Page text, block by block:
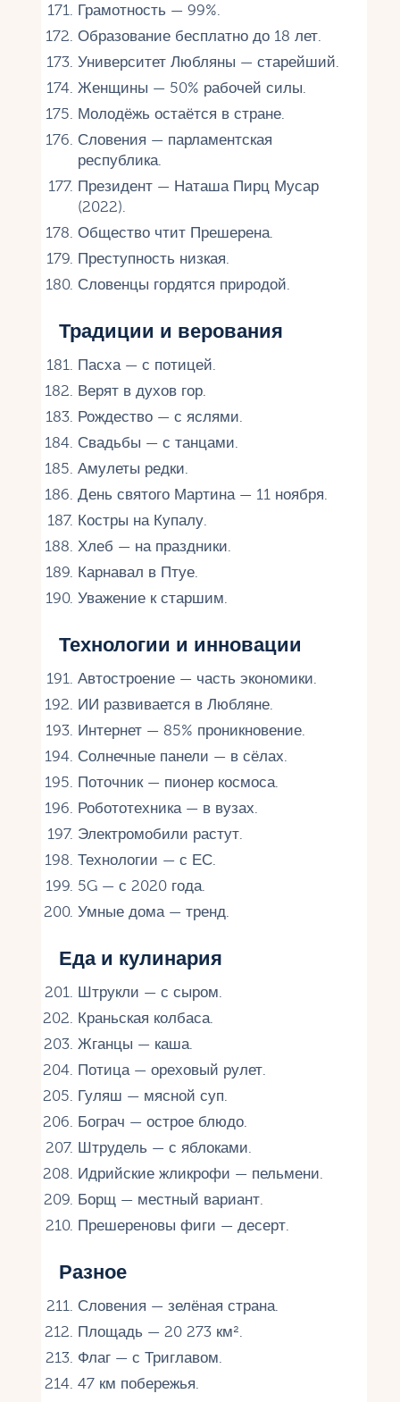
Грамотность — 99%.
Образование бесплатно до 18 лет.
Университет Любляны — старейший.
Женщины — 50% рабочей силы.
Молодёжь остаётся в стране.
Словения — парламентская
республика.
Президент — Наташа Пирц Мусар
(2022).
Общество чтит Прешерена.
Преступность низкая.
Словенцы гордятся природой.
Традиции и верования
Пасха — с потицей.
Верят в духов гор.
Рождество — с яслями.
Свадьбы — с танцами.
Амулеты редки.
День святого Мартина — 11 ноября.
Костры на Купалу.
Хлеб — на праздники.
Карнавал в Птуе.
Уважение к старшим.
Технологии и инновации
Автостроение — часть экономики.
ИИ развивается в Любляне.
Интернет — 85% проникновение.
Солнечные панели — в сёлах.
Поточник — пионер космоса.
Робототехника — в вузах.
Электромобили растут.
Технологии — с ЕС.
5G — с 2020 года.
Умные дома — тренд.
Еда и кулинария
Штрукли — с сыром.
Краньская колбаса.
Жганцы — каша.
Потица — ореховый рулет.
Гуляш — мясной суп.
Бограч — острое блюдо.
Штрудель — с яблоками.
Идрийские жликрофи — пельмени.
Борщ — местный вариант.
Прешереновы фиги — десерт.
Разное
Словения — зелёная страна.
Площадь — 20 273 км².
Флаг — с Триглавом.
47 км побережья.